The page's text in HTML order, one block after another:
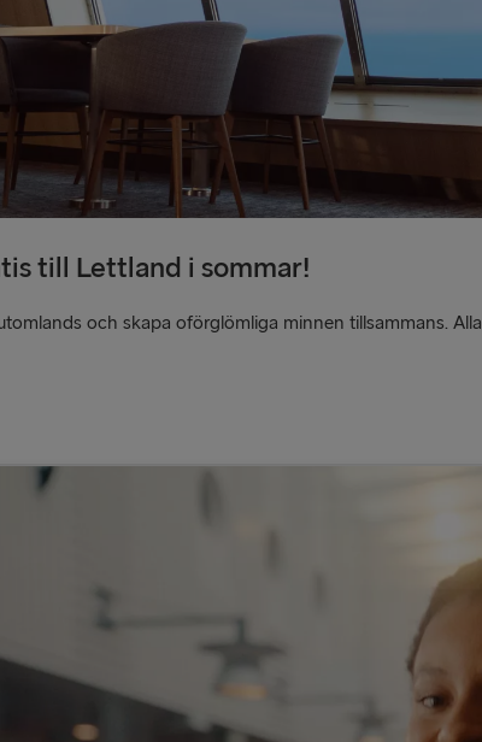
till Lettland i sommar!
och skapa oförglömliga minnen tillsammans.